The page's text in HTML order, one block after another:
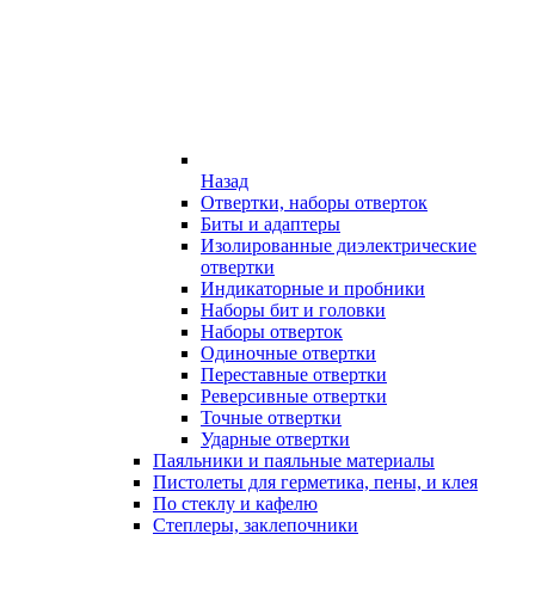
Назад
Отвертки, наборы отверток
Биты и адаптеры
Изолированные диэлектрические
отвертки
Индикаторные и пробники
Наборы бит и головки
Наборы отверток
Одиночные отвертки
Переставные отвертки
Реверсивные отвертки
Точные отвертки
Ударные отвертки
Паяльники и паяльные материалы
Пистолеты для герметика, пены, и клея
По стеклу и кафелю
Степлеры, заклепочники